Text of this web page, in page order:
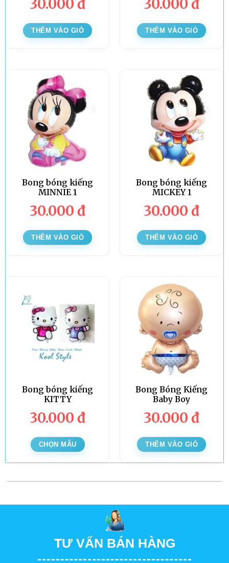
30.000 đ
THÊM VÀO GIỎ
30.000 đ
THÊM VÀO GIỎ
Bong bóng kiếng
MINNIE 1
30.000 đ
THÊM VÀO GIỎ
Bong bóng kiếng
MICKEY 1
30.000 đ
THÊM VÀO GIỎ
Bong bóng kiếng
KITTY
30.000 đ
CHỌN MẪU
Bong Bóng Kiếng
Baby Boy
30.000 đ
THÊM VÀO GIỎ
TƯ VẤN BÁN HÀNG